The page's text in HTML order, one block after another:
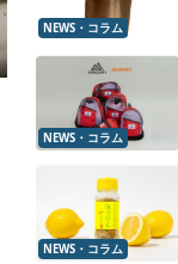
NEWS・コラム
NEWS・コラム
NEWS・コラム